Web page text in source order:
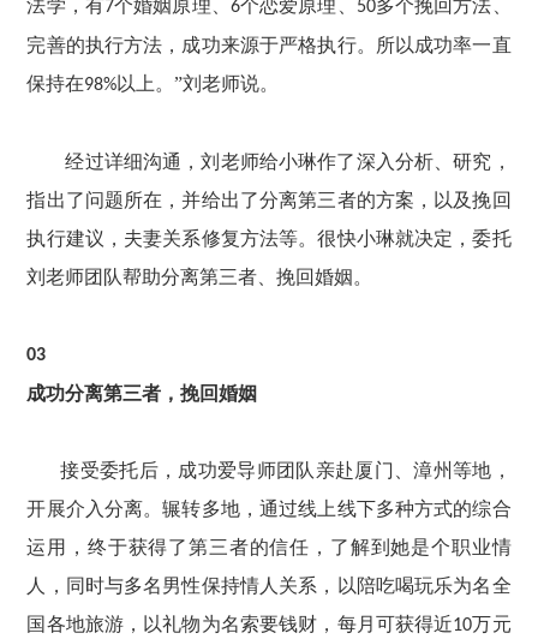
法学，有 7个婚姻原理、 6个恋爱原理、 50多个挽回方法、
完善的执行方法，成功来源于严格执行。所以成功率一直
保持在98%以上。”刘老师说。
经过详细沟通，刘老师给小琳作了深入分析、研究，
指出了问题所在，并给出了分离第三者的方案，以及挽回
执行建议，夫妻关系修复方法等。很快小琳就决定，委托
刘老师团队帮助分离第三者、挽回婚姻。
03
成功分离第三者，挽回婚姻
接受委托后，成功爱导师团队亲赴厦门、漳州等地，
开展介入分离。辗转多地，通过线上线下多种方式的综合
运用，终于获得了第三者的信任，了解到她是个职业情
人，同时与多名男性保持情人关系，以陪吃喝玩乐为名全
国各地旅游，以礼物为名索要钱财，每月可获得近10万元